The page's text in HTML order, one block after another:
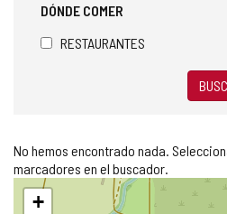
DÓNDE COMER
RESTAURANTES
No hemos encontrado nada.
marcadores en el buscador.
Saltar
mapa
+